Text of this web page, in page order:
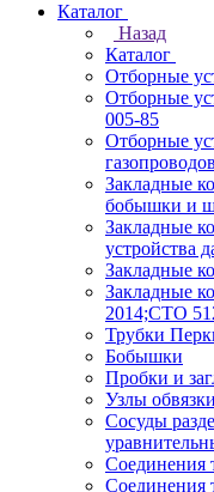
Каталог
Назад
Каталог
Отборные
Отборные
005-85
Отборные
Закладные
бобышки и
Закладные
устройства
Закладные
Закладные
2014;СТО
Трубки
Бобышки
Пробки и
Узлы обвязки
Сосуды
Соединения
Соединения